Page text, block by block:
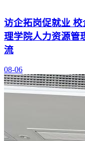
访企拓岗促就业
理学院人力资源管
流
08-06